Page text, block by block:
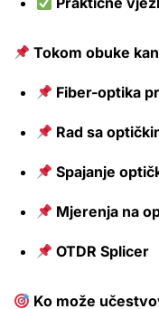
Tokom obuke
Fiber-optika
Rad sa
Spajanje
Mjerenja na
OTDR Splicer
Ko može